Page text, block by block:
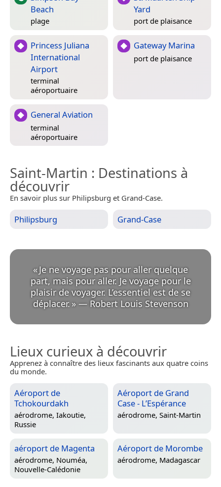
Beach
plage
Yard
port de plaisance
Princess Juliana
International
Airport
terminal
aéroportuaire
Gateway Marina
port de plaisance
General Aviation
terminal
aéroportuaire
Saint-Martin : Destinations à
découvrir
En savoir plus sur Philipsburg et Grand-Case.
Philipsburg Grand-Case
«Je ne voyage pas pour aller quelque
part, mais pour aller. Je voyage pour le
plaisir de voyager. L’essentiel est de se
déplacer. » — Robert Louis Stevenson
Lieux curieux à découvrir
Apprenez à connaître des lieux fascinants aux quatre coins
du monde.
Aéroport de
Tchokourdakh
aérodrome, Iakoutie,
Russie
Aéroport de Grand
Case - L’Espérance
aérodrome, Saint-Martin
aéroport de Magenta
aérodrome, Nouméa,
Nouvelle-Calédonie
Aéroport de Morombe
aérodrome, Madagascar